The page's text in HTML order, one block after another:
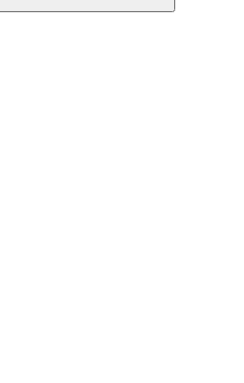
Buscar